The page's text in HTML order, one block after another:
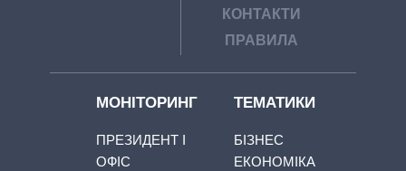
КОНТАКТИ
ПРАВИЛА
МОНІТОРИНГ
ПРЕЗИДЕНТ І
ОФІС
ТЕМАТИКИ
БІЗНЕС
ЕКОНОМІКА